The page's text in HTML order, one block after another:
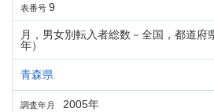
表番号 9
月，男女別転入者総数－全国，都道府
年）
青森県
調査年月 2005年